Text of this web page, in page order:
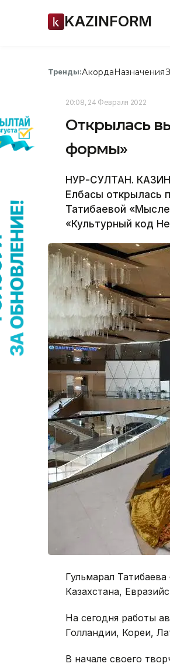
KAZINFORM
Тренды:АкордаНазначения
20:08, 24 Февраля 2022
Открылась
формы»
НУР-СУЛТАН.
Елбасы открылась
Татибаевой
«Культурный код
Гульмарал
Казахстана,
На сегодня работы
Голландии, Кореи,
В начале своего